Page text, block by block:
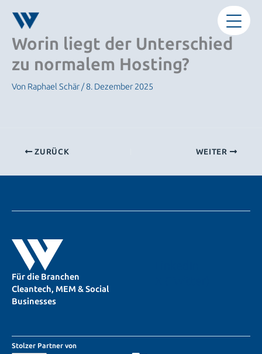
Inhalt
springen
Worin liegt der Unterschied
zu normalem Hosting?
Von Raphael Schär/8. Dezember 2025
ZURÜCK WEITER
Für die Branchen
Cleantech, MEM & Social
Businesses
Stolzer Partner von